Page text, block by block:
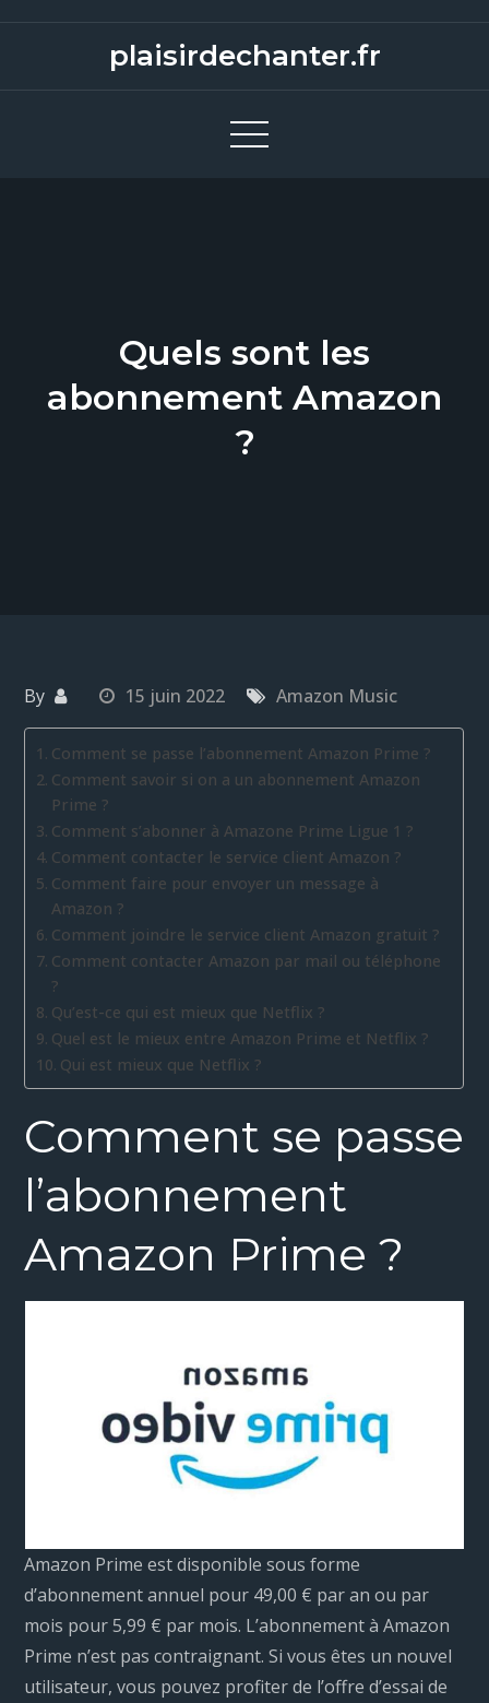
plaisirdechanter.fr
Quels sont les
abonnement Amazon
?
By 15 juin 2022 Amazon Music
Comment se passe l’abonnement Amazon Prime ?
Comment savoir si on a un abonnement Amazon
Prime ?
Comment s’abonner à Amazone Prime Ligue 1 ?
Comment contacter le service client Amazon ?
Comment faire pour envoyer un message à
Amazon ?
Comment joindre le service client Amazon gratuit ?
Comment contacter Amazon par mail ou téléphone
?
Qu’est-ce qui est mieux que Netflix ?
Quel est le mieux entre Amazon Prime et Netflix ?
Qui est mieux que Netflix ?
Comment se passe
l’abonnement
Amazon Prime ?
Amazon Prime est disponible sous forme
d’abonnement annuel pour 49,00 € par an ou par
mois pour 5,99 € par mois. L’abonnement à Amazon
Prime n’est pas contraignant. Si vous êtes un nouvel
utilisateur, vous pouvez profiter de l’offre d’essai de